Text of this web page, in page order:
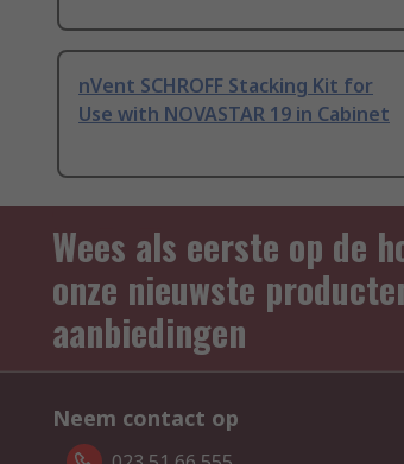
nVent SCHROFF Stacking Kit for
Use with NOVASTAR 19 in Cabinet
Wees als eerste op de
onze nieuwste
aanbiedingen
Neem contact op